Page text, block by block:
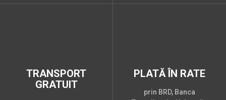
TRANSPORT
GRATUIT
PLATĂ ÎN RATE
prin BRD, Banca